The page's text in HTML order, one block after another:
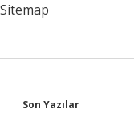
Sitemap
Sidebar
Son Yazılar